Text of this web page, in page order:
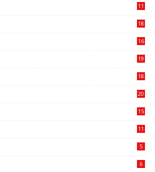
11
18
16
19
18
20
15
11
5
6